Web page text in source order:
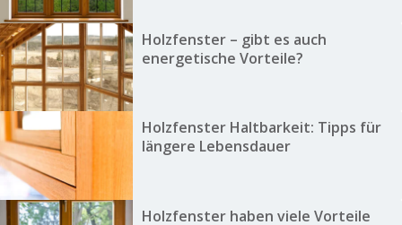
Holzfenster – gibt es auch
energetische Vorteile?
Holzfenster Haltbarkeit: Tipps für
längere Lebensdauer
Holzfenster haben viele Vorteile